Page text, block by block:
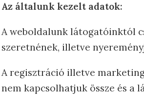
Az általunk kezelt adatok:
A weboldalunk látogatóinktól
szeretnének, illetve
A regisztráció illetve
nem kapcsolhatjuk össze és a